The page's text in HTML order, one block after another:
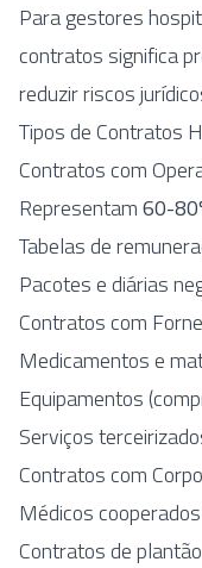
Para gestores
contratos significa
reduzir riscos
Tipos de Contratos
Contratos com
Representam60-
Tabelas de
Pacotes e diárias
Contratos com
Medicamentos e
Equipamentos
Serviços
Contratos com
Médicos cooperados
Contratos de